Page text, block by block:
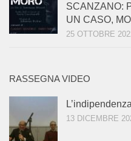
SCANZANO:
UN CASO,
25 OTTOBRE
RASSEGNA VIDEO
13 DICEMBRE